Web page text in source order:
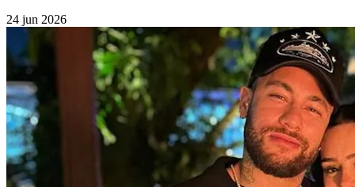
24 jun 2026